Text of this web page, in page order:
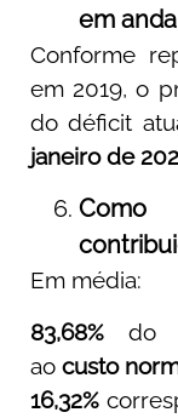
em
Conforme
em 2019, o
do déficit
janeiro de
Em média:
83,68% do
ao custo
16,32%